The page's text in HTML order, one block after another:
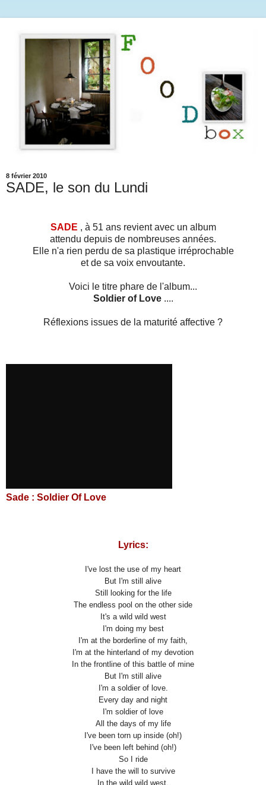
8 février 2010
SADE, le son du Lundi
SADE , à 51 ans revient avec un album
attendu depuis de nombreuses années.
Elle n'a rien perdu de sa plastique irréprochable
et de sa voix envoutante.
Voici le titre phare de l'album...
Soldier of Love ....
Réflexions issues de la maturité affective ?
Sade : Soldier Of Love
Lyrics:
I've lost the use of my heart
But I'm still alive
Still looking for the life
The endless pool on the other side
It's a wild wild west
I'm doing my best
I'm at the borderline of my faith,
I'm at the hinterland of my devotion
In the frontline of this battle of mine
But I'm still alive
I'm a soldier of love.
Every day and night
I'm soldier of love
All the days of my life
I've been torn up inside (oh!)
I've been left behind (oh!)
So I ride
I have the will to survive
In the wild wild west,